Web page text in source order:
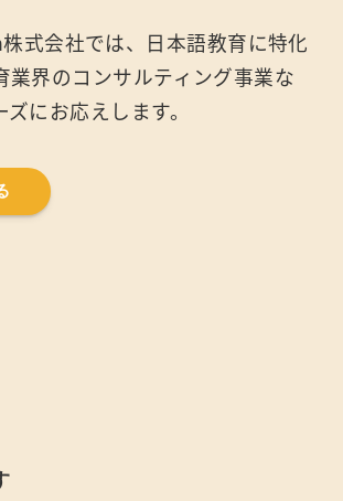
式会社では、日本語教育に特化
業界のコンサルティング事業な
にお応えします。